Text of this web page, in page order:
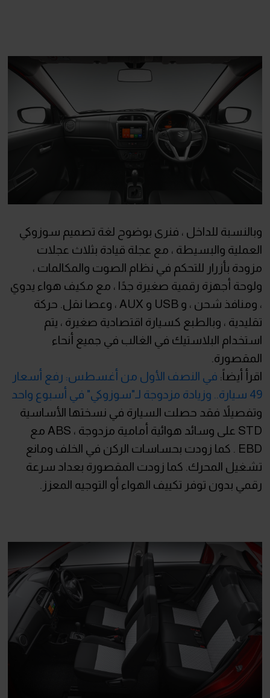
وبالنسبة للداخل ، فنرى بوضوح لغة تصميم سوزوكي
العملية والبسيطة ، مع عجلة قيادة بثلاث عجلات
مزودة بأزرار للتحكم في نظام الصوت والمكالمات ،
ولوحة أجهزة رقمية صغيرة جدًا ، مع مكيف هواء يدوي
، ومنافذ شحن ، و USB و AUX ، وعصا نقل. حركة
تقليدية ، وبالطبع كسيارة اقتصادية صغيرة ، يتم
استخدام البلاستيك في الغالب في جميع أنحاء
المقصورة.
اقرأ أيضاً: في النصف الأول من أغسطس: رفع أسعار
49 سيارة.. وزيادة مزدوجة لـ"سوزوكي" في أسبوع واحد
وتفصيلاً فقد حصلت السيارة في نسختها الأساسية
STD على وسائد هوائية أمامية مزدوجة ، ABS مع
EBD . كما زودت بحساسات الركن في الخلف ومانع
تشغيل المحرك. كما زودت المقصورة بعداد سرعة
رقمي بدون توفر تكييف الهواء أو التوجيه المعزز.